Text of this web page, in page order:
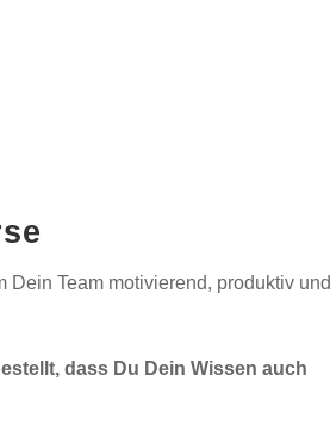
Team motivierend, produktiv und
dass Du Dein Wissen auch